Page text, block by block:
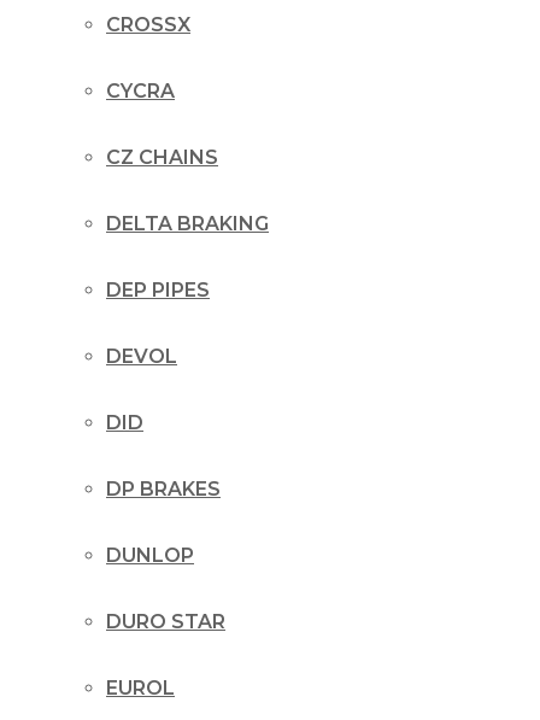
CROSSX
CYCRA
CZ CHAINS
DELTA BRAKING
DEP PIPES
DEVOL
DID
DP BRAKES
DUNLOP
DURO STAR
EUROL